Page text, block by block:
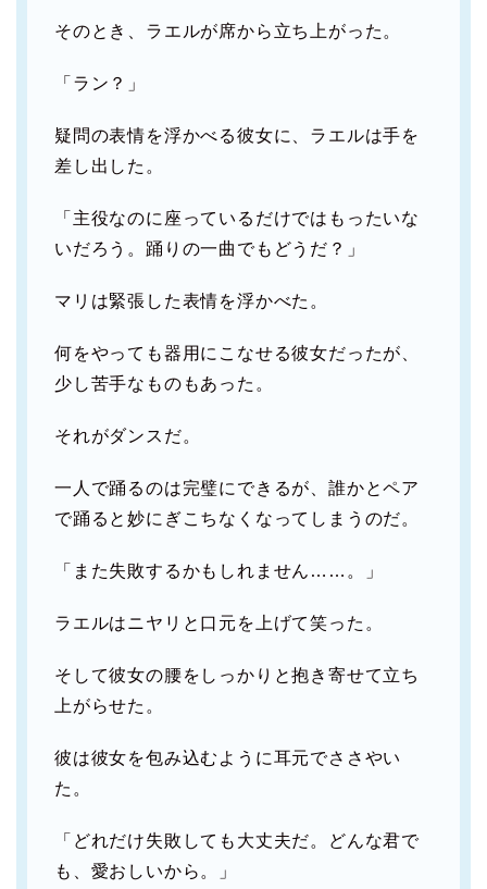
そのとき、ラエルが席から立ち上がった。
「ラン？」
疑問の表情を浮かべる彼女に、ラエルは手を
差し出した。
「主役なのに座っているだけではもったいな
いだろう。踊りの一曲でもどうだ？」
マリは緊張した表情を浮かべた。
何をやっても器用にこなせる彼女だったが、
少し苦手なものもあった。
それがダンスだ。
一人で踊るのは完璧にできるが、誰かとペア
で踊ると妙にぎこちなくなってしまうのだ。
「また失敗するかもしれません……。」
ラエルはニヤリと口元を上げて笑った。
そして彼女の腰をしっかりと抱き寄せて立ち
上がらせた。
彼は彼女を包み込むように耳元でささやい
た。
「どれだけ失敗しても大丈夫だ。どんな君で
も、愛おしいから。」